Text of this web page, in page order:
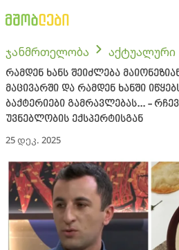
ჯანმრთელობა აქტუალური
რამდენ ხანს შეიძლება
მაცივარში და რამდენ ხანში
ბაქტერიები გამრავლებას... -
უვნებლობის ექსპერტისგან
25 დეკ. 2025